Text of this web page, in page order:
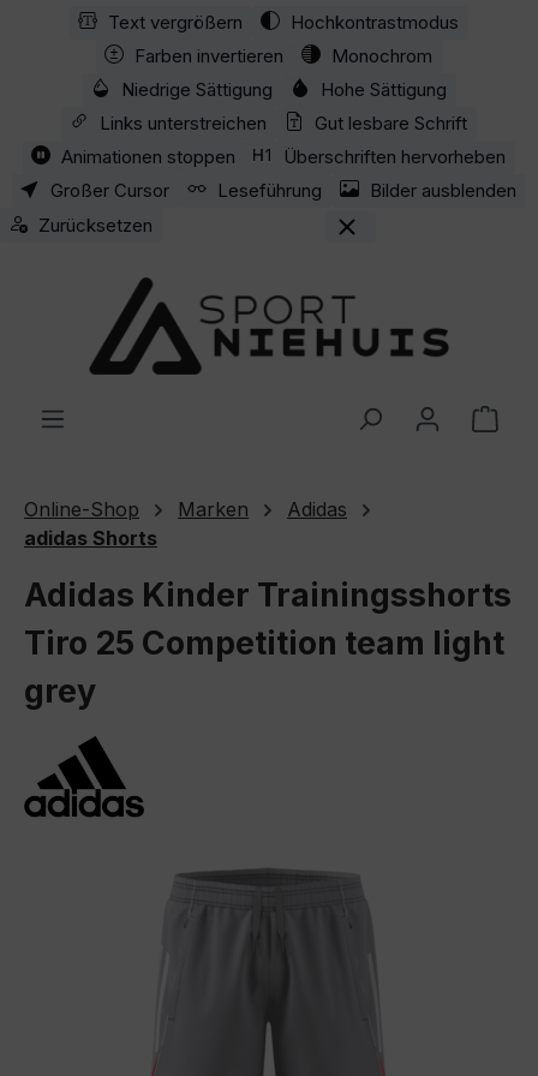
Zum Hauptinhalt springen
Text vergrößern
Hochkontrastmodus
Farben invertieren
Monochrom
Niedrige Sättigung
Hohe Sättigung
Links unterstreichen
Gut lesbare Schrift
Animationen stoppen
Überschriften hervorheben
Großer Cursor
Leseführung
Bilder ausblenden
Zurücksetzen
Online-Shop Marken
Adidas
adidas Shorts
Adidas Kinder Trainingsshorts
Tiro 25 Competition team light
grey
Bildergalerie überspringen